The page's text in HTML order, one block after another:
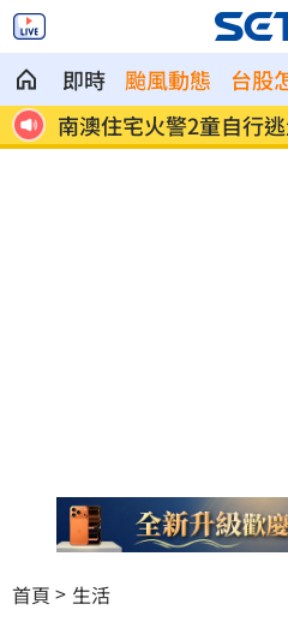
即時 颱風動態 台股
狗 陳佩琪：柯文哲抱怨電
便」
首頁 生活